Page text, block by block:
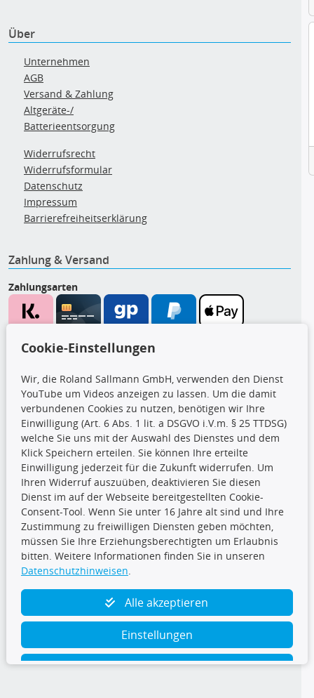
Über
Unternehmen
AGB
Versand & Zahlung
Altgeräte-/
Batterieentsorgung
Widerrufsrecht
Widerrufsformular
Datenschutz
Impressum
Barrierefreiheitserklärung
Zahlung & Versand
Zahlungsarten
CARAT Gruppe
Folge uns
TecDoc Inside
Cookie-Einstellungen
Wir, die Roland Sallmann GmbH, verwenden den Dienst
YouTube um Videos anzeigen zu lassen. Um die damit
verbundenen Cookies zu nutzen, benötigen wir Ihre
Einwilligung (Art. 6 Abs. 1 lit. a DSGVO i.V.m. § 25 TTDSG)
welche Sie uns mit der Auswahl des Dienstes und dem
Klick Speichern erteilen. Sie können Ihre erteilte
Einwilligung jederzeit für die Zukunft widerrufen. Um
Ihren Widerruf auszuüben, deaktivieren Sie diesen
Dienst im auf der Webseite bereitgestellten Cookie-
Consent-Tool. Wenn Sie unter 16 Jahre alt sind und Ihre
Zustimmung zu freiwilligen Diensten geben möchten,
müssen Sie Ihre Erziehungsberechtigten um Erlaubnis
bitten. Weitere Informationen finden Sie in unseren
Datenschutzhinweisen.
Alle akzeptieren
Einstellungen
Ablehnen